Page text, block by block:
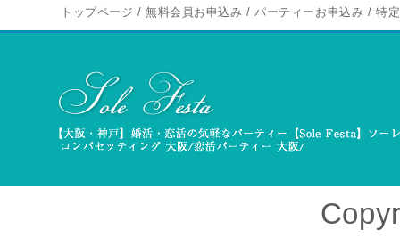
トップページ /無料会員お申込み /パーティーお申込み / 特